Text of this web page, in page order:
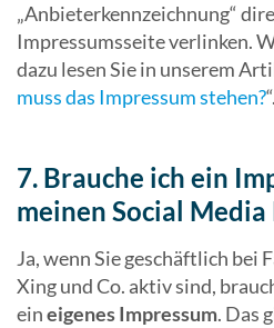
„Anbieterkennzeichnung“
Impressumsseite verlinken.
dazu lesen Sie in unserem
muss das Impressum stehen?“.
7. Brauche ich ein
meinen Social Media
Ja, wenn Sie geschäftlich bei
Xing und Co. aktiv sind,
eineigenes Impressum. Das